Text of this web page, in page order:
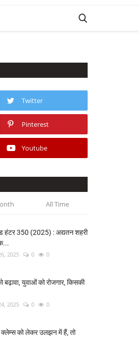
Twitter
Pinterest
Youtube
All Time
हंटर 350 (2025) : अद्यतन शहरी
2025 0 0
युवाओं को रोजगार, किसकी
2025 0 0
क्लेम्स को लेकर उलझन में हैं, तो